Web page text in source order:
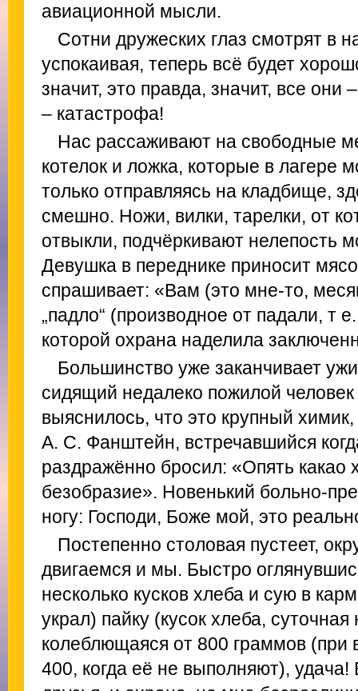
авиационной мысли.
Сотни дружеских глаз смотрят в
успокаивая, теперь всё будет
значит, это правда, значит, все они
– катастрофа!
Нас рассаживают на свободные
котелок и ложка, которые в лагере
только отправляясь на кладбище,
смешно. Ножи, вилки, тарелки, от
отвыкли, подчёркивают нелепость
Девушка в переднике приносит
спрашивает: «Вам (это мне‑то,
„падло“ (производное от падали, т
которой охрана наделила
Большинство уже заканчивает
сидящий недалеко пожилой
выяснилось, что это крупный
А. С. Фанштейн, встречавшийся
раздражённо бросил: «Опять какао
безобразие». Новенький
ногу: Господи, Боже мой, это
Постепенно столовая пустеет,
двигаемся и мы. Быстро
несколько кусков хлеба и сую в
украл) пайку (кусок хлеба,
колеблющаяся от 800 граммов
400, когда её не выполняют), удача!